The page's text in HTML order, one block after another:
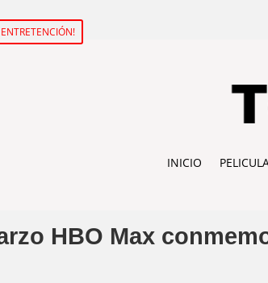
ENTRETENCIÓN!
INICIO
HBO Max